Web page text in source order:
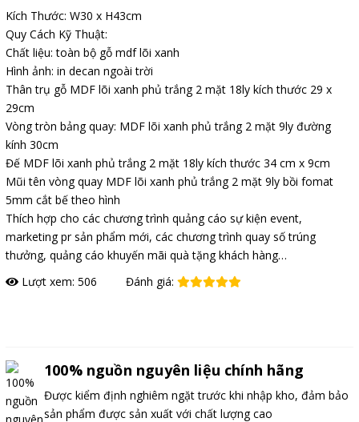
Kích Thước: W30 x H43cm
Quy Cách Kỹ Thuật:
Chất liệu: toàn bộ gỗ mdf lõi xanh
Hình ảnh: in decan ngoài trời
Thân trụ gỗ MDF lõi xanh phủ trắng 2 mặt 18ly kích thước 29 x
29cm
Vòng tròn bảng quay: MDF lõi xanh phủ trắng 2 mặt 9ly đường
kính 30cm
Đế MDF lõi xanh phủ trắng 2 mặt 18ly kích thước 34 cm x 9cm
Mũi tên vòng quay MDF lõi xanh phủ trắng 2 mặt 9ly bồi fomat
5mm cắt bế theo hình
Thích hợp cho các chương trình quảng cáo sự kiện event,
marketing pr sản phẩm mới, các chương trình quay số trúng
thưởng, quảng cáo khuyến mãi quà tặng khách hàng…
Lượt xem: 506
Đánh giá:
100% nguồn nguyên liệu chính hãng
Được kiểm định nghiêm ngặt trước khi nhập kho, đảm bảo
sản phẩm được sản xuất với chất lượng cao